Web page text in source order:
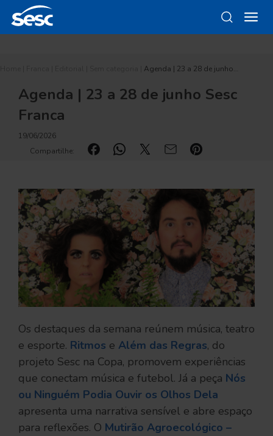
Agenda | 23 a 28 de junho…
Agenda | 23 a 28 de junho Sesc
Franca
19/06/2026
Compartilhe:
Os destaques da semana reúnem música, teatro
e esporte. Ritmos e Além das Regras, do
projeto Sesc na Copa, promovem experiências
que conectam música e futebol. Já a peça Nós
ou Ninguém Podia Ouvir os Olhos Dela
apresenta uma narrativa sensível e abre espaço
para reflexões. O Mutirão Agroecológico –